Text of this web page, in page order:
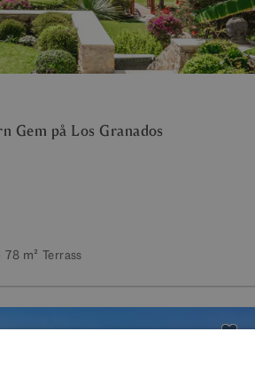
Gem på Los Granados
78 m² Terrass